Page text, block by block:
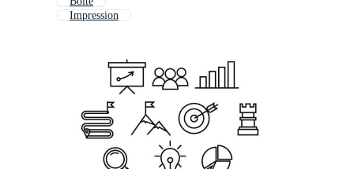
Impression